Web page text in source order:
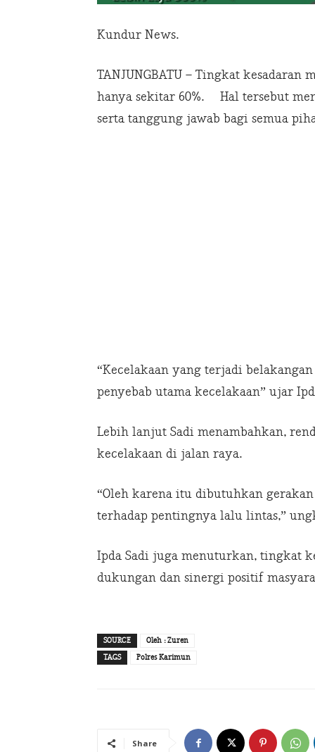
Kundur News.
TANJUNGBATU – Tingkat
hanya sekitar 60%. Hal tersebut
serta tanggung jawab bagi semua
“Kecelakaan yang terjadi
penyebab utama kecelakaan” ujar
Lebih lanjut Sadi menambahkan,
kecelakaan di jalan raya.
“Oleh karena itu dibutuhkan
terhadap pentingnya lalu lintas,”
Ipda Sadi juga menuturkan, tingkat
dukungan dan sinergi positif
SOURCE
Oleh : Zuren
TAGS
Polres Karimun
Share